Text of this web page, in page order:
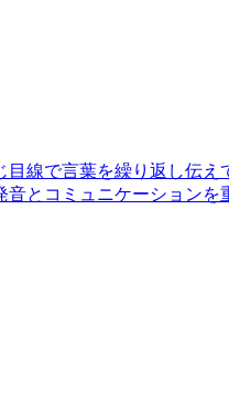
線で言葉を繰り返し伝え
とコミュニケーションを